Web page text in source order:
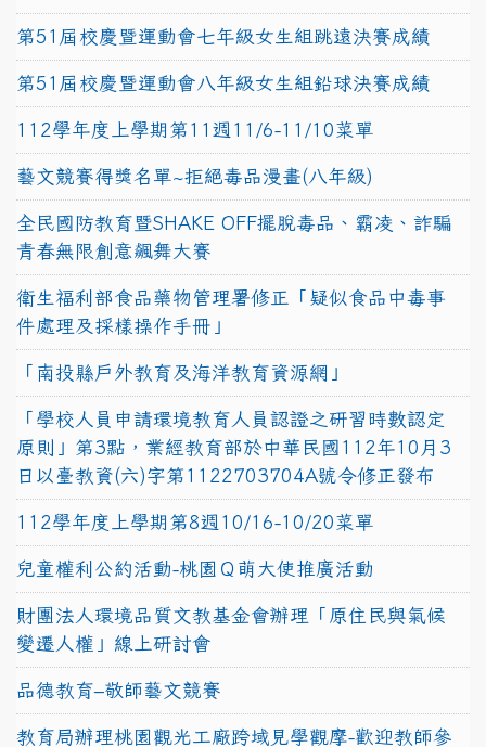
第51屆校慶暨運動會七年級女生組跳遠決賽成績
第51屆校慶暨運動會八年級女生組鉛球決賽成績
112學年度上學期第11週11/6-11/10菜單
藝文競賽得獎名單~拒絕毒品漫畫(八年級)
全民國防教育暨SHAKE OFF擺脫毒品、霸凌、詐騙
青春無限創意飆舞大賽
衛生福利部食品藥物管理署修正「疑似食品中毒事
件處理及採樣操作手冊」
「南投縣戶外教育及海洋教育資源網」
「學校人員申請環境教育人員認證之研習時數認定
原則」第3點，業經教育部於中華民國112年10月3
日以臺教資(六)字第1122703704A號令修正發布
112學年度上學期第8週10/16-10/20菜單
兒童權利公約活動-桃園Ｑ萌大使推廣活動
財團法人環境品質文教基金會辦理「原住民與氣候
變遷人權」線上研討會
品德教育–敬師藝文競賽
教育局辦理桃園觀光工廠跨域見學觀摩-歡迎教師參